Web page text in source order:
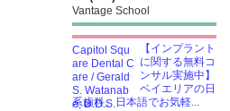
Vantage School
【インプラント
に関する無料コ
ンサル実施中】
ベイエリアの日
系歯科。日本語でお気軽...